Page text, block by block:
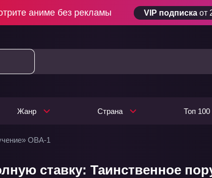
аниме без рекламы VIP подписка от
Жанр Страна Топ 100
ОВА-1
ставку: Таинственное